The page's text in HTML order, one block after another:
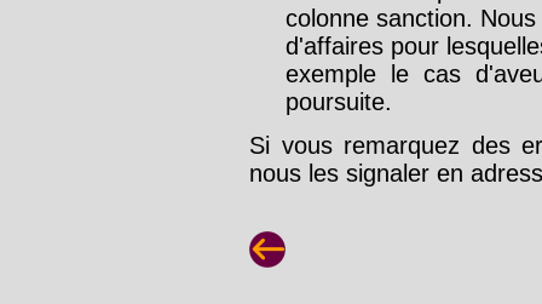
colonne sanction.
d'affaires pour
exemple le cas
poursuite.
Si vous remarquez des
nous les signaler en